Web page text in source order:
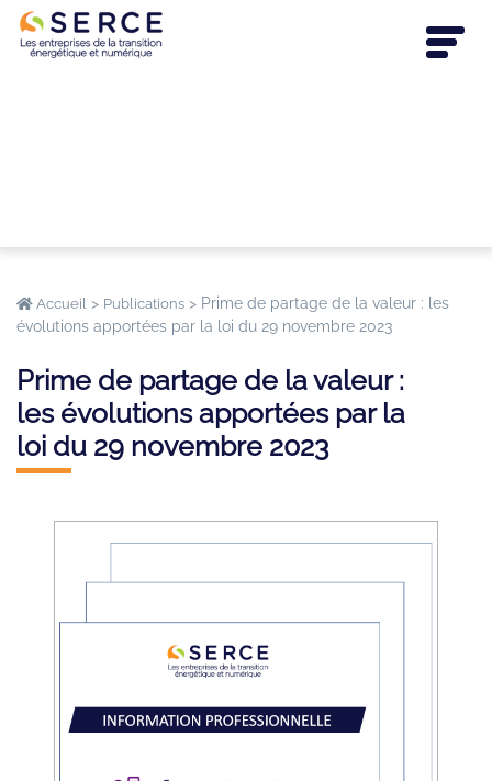
Accueil > Publications > Prime de partage de la valeur : les
évolutions apportées par la loi du 29 novembre 2023
Prime de partage de la valeur :
les évolutions apportées par la
loi du 29 novembre 2023